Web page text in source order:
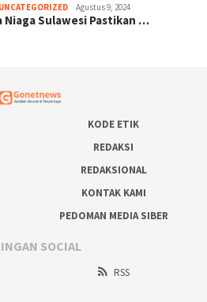
UNCATEGORIZED Agustus 9, 2024
Niaga Sulawesi Pastikan …
KODE ETIK
REDAKSI
REDAKSIONAL
KONTAK KAMI
PEDOMAN MEDIA SIBER
SOCIAL
RSS